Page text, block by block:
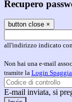
Recupero
button close ×
all'indirizzo indicato
Non hai una e-mail
tramite la Login
E-mail inviata, si